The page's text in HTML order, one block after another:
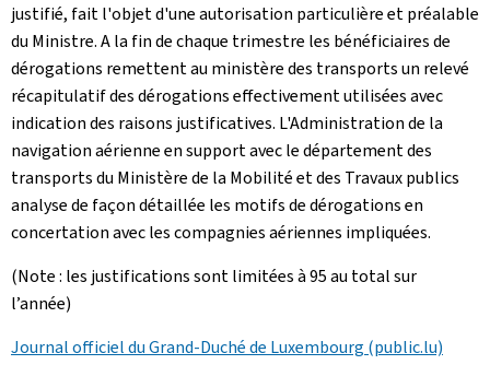
justifié, fait l'objet d'une autorisation particulière et préalable
du Ministre. A la fin de chaque trimestre les bénéficiaires de
dérogations remettent au ministère des transports un relevé
récapitulatif des dérogations effectivement utilisées avec
indication des raisons justificatives. L'Administration de la
navigation aérienne en support avec le département des
transports du Ministère de la Mobilité et des Travaux publics
analyse de façon détaillée les motifs de dérogations en
concertation avec les compagnies aériennes impliquées.
(Note : les justifications sont limitées à 95 au total sur
l’année)
Journal officiel du Grand-Duché de Luxembourg (public.lu)